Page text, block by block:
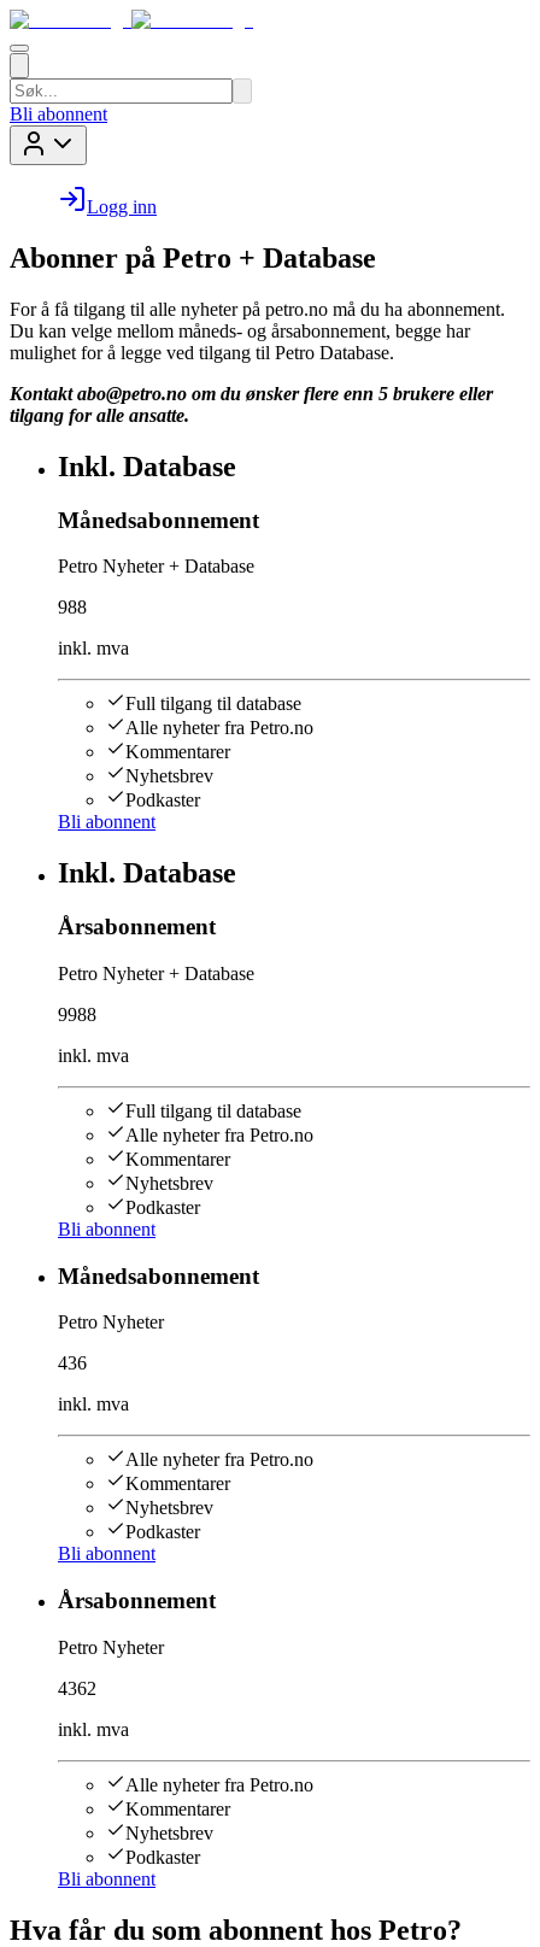
Bli abonnent
Logg inn
Abonner på Petro + Database
For å få tilgang til alle nyheter på petro.no må du ha abonnement.
Du kan velge mellom måneds- og årsabonnement, begge har
mulighet for å legge ved tilgang til Petro Database.
Kontakt abo@petro.no om du ønsker flere enn 5 brukere eller
tilgang for alle ansatte.
Inkl. Database
Månedsabonnement
Petro Nyheter + Database
988
inkl. mva
Full tilgang til database
Alle nyheter fra Petro.no
Kommentarer
Nyhetsbrev
Podkaster
Bli abonnent
Inkl. Database
Årsabonnement
Petro Nyheter + Database
9988
inkl. mva
Full tilgang til database
Alle nyheter fra Petro.no
Kommentarer
Nyhetsbrev
Podkaster
Bli abonnent
Månedsabonnement
Petro Nyheter
436
inkl. mva
Alle nyheter fra Petro.no
Kommentarer
Nyhetsbrev
Podkaster
Bli abonnent
Årsabonnement
Petro Nyheter
4362
inkl. mva
Alle nyheter fra Petro.no
Kommentarer
Nyhetsbrev
Podkaster
Bli abonnent
Hva får du som abonnent hos Petro?